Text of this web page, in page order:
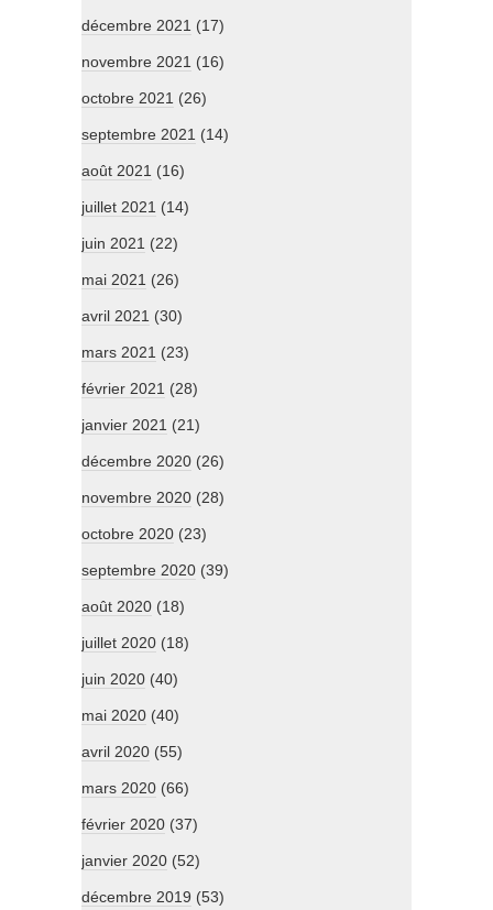
décembre 2021 (17)
novembre 2021 (16)
octobre 2021 (26)
septembre 2021 (14)
août 2021 (16)
juillet 2021 (14)
juin 2021 (22)
mai 2021 (26)
avril 2021 (30)
mars 2021 (23)
février 2021 (28)
janvier 2021 (21)
décembre 2020 (26)
novembre 2020 (28)
octobre 2020 (23)
septembre 2020 (39)
août 2020 (18)
juillet 2020 (18)
juin 2020 (40)
mai 2020 (40)
avril 2020 (55)
mars 2020 (66)
février 2020 (37)
janvier 2020 (52)
décembre 2019 (53)